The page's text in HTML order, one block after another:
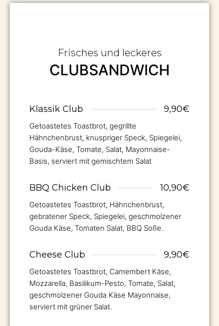
Frisches und leckeres
CLUBSANDWICH
Klassik Club 9,90€
Getoastetes Toastbrot, gegrillte
Hähnchenbrust, knuspriger Speck, Spiegelei,
Gouda-Käse, Tomate, Salat, Mayonnaise-
Basis, serviert mit gemischtem Salat
BBQ Chicken Club 10,90€
Getoastetes Toastbrot, Hähnchenbrust,
gebratener Speck, Spiegelei, geschmolzener
Gouda Käse, Tomaten Salat, BBQ Soße.
Cheese Club 9,90€
Getoastetes Toastbrot, Camembert Käse,
Mozzarella, Basilikum-Pesto, Tomate, Salat,
geschmolzener Gouda Käse Mayonnaise,
serviert mit grüner Salat.